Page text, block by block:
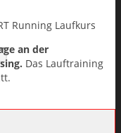
an der
Das Lauftraining